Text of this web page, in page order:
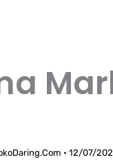
• 12/07/